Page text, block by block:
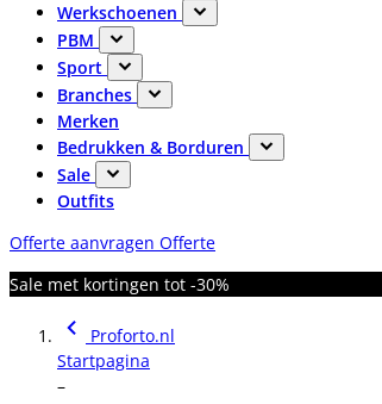
Werkschoenen
PBM
Sport
Branches
Merken
Bedrukken & Borduren
Sale
Outfits
Offerte aanvragen Offerte
Sale met kortingen tot -30%
Proforto.nl
Startpagina
–